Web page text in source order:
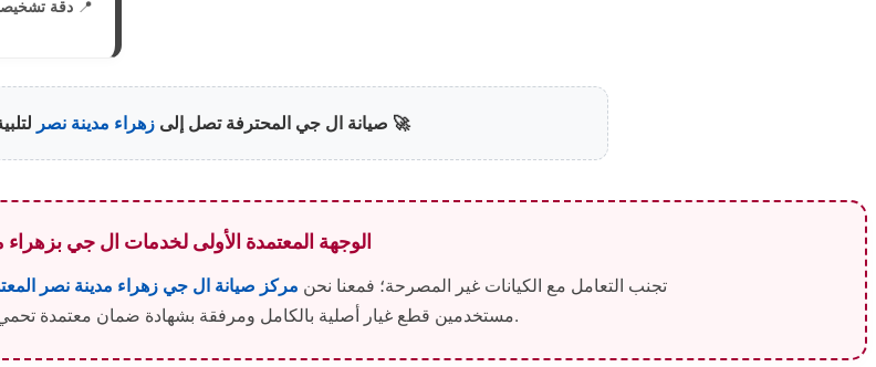
📍 دقة
🚀 صيانة ال جي المحترفة تصل إلىزهراء مدينة نصر
🌐 الوجهة المعتمدة الأولى لخدمات ال جي بزهراء
تجنب التعامل مع الكيانات غير المصرحة؛ فمعنا نحن مركز صيانة ال جي زهراء مدينة نصر
مستخدمين قطع غيار أصلية بالكامل ومرفقة بشهادة ضمان معتمدة تحمي أجهزتك وتوفر لك راحة البال التامة.